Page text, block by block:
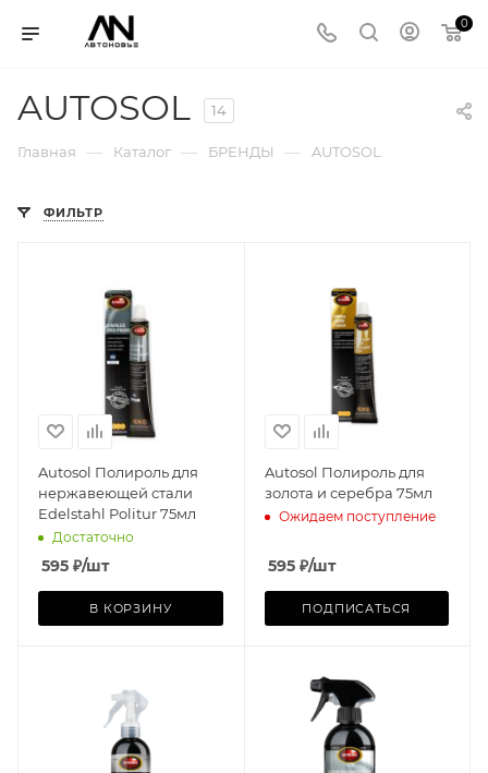
0
AUTOSOL 14
Главная — Каталог — БРЕНДЫ — AUTOSOL
ФИЛЬТР
Autosol Полироль для
нержавеющей стали
Edelstahl Politur 75мл
Достаточно
595 ₽/шт
В КОРЗИНУ
Autosol Полироль для
золота и серебра 75мл
Ожидаем поступление
595₽/шт
ПОДПИСАТЬСЯ